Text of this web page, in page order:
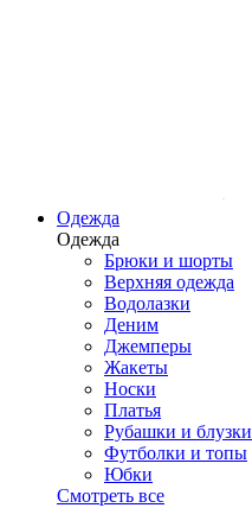
Одежда
Одежда
Брюки и шорты
Верхняя одежда
Водолазки
Деним
Джемперы
Жакеты
Носки
Платья
Рубашки и блузки
Футболки и топы
Юбки
Смотреть все